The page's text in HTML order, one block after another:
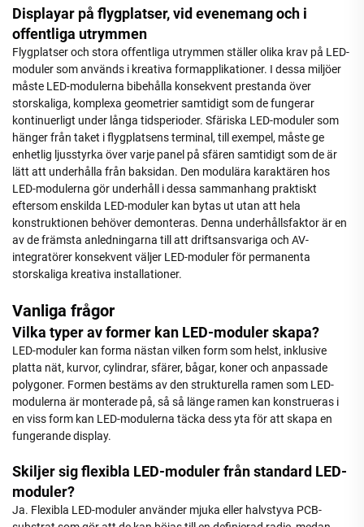
Displayar på flygplatser, vid evenemang och i
offentliga utrymmen
Flygplatser och stora offentliga utrymmen ställer olika krav på LED-
moduler som används i kreativa formapplikationer. I dessa miljöer
måste LED-modulerna bibehålla konsekvent prestanda över
storskaliga, komplexa geometrier samtidigt som de fungerar
kontinuerligt under långa tidsperioder. Sfäriska LED-moduler som
hänger från taket i flygplatsens terminal, till exempel, måste ge
enhetlig ljusstyrka över varje panel på sfären samtidigt som de är
lätt att underhålla från baksidan. Den modulära karaktären hos
LED-modulerna gör underhåll i dessa sammanhang praktiskt
eftersom enskilda LED-moduler kan bytas ut utan att hela
konstruktionen behöver demonteras. Denna underhållsfaktor är en
av de främsta anledningarna till att driftsansvariga och AV-
integratörer konsekvent väljer LED-moduler för permanenta
storskaliga kreativa installationer.
Vanliga frågor
Vilka typer av former kan LED-moduler skapa?
LED-moduler kan forma nästan vilken form som helst, inklusive
platta nät, kurvor, cylindrar, sfärer, bågar, koner och anpassade
polygoner. Formen bestäms av den strukturella ramen som LED-
modulerna är monterade på, så så länge ramen kan konstrueras i
en viss form kan LED-modulerna täcka dess yta för att skapa en
fungerande display.
Skiljer sig flexibla LED-moduler från standard LED-
moduler?
Ja. Flexibla LED-moduler använder mjuka eller halvstyva PCB-